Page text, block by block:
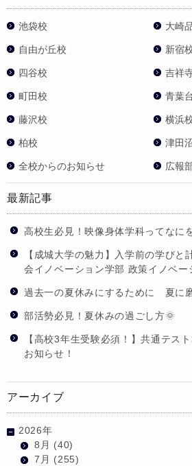
池袋校 大崎
自由が丘校 新宿
四谷校 吉祥
町田校 青葉
藤沢校 横浜
柏校 津田
全校からのお知らせ 広報
最新記事
高校生必見！映像身体学科ってなに
【成城大学の魅力】入学前の学びと
会イノベーション学部 政策イノベー
過去一の夏休みにするために 夏に
部活勢必見！夏休みの過ごし方🌞
【高校3年生受験必須！】共通テス
お知らせ！
アーカイブ
2026年
8月 (40)
7月 (255)